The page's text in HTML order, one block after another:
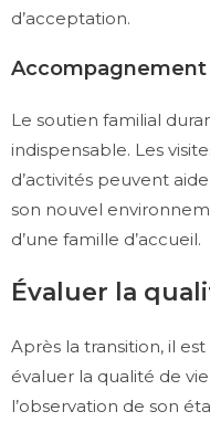
d’acceptation.
Accompagnement
Le soutien familial
indispensable. Les
d’activités peuvent
son nouvel
d’une famille d’accueil.
Évaluer la
Après la transition, il
évaluer la qualité de
l’observation de son